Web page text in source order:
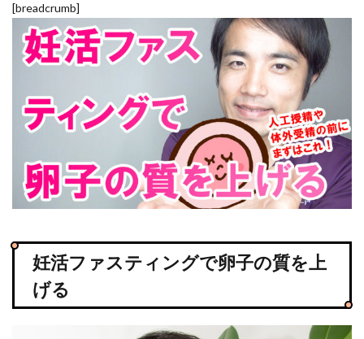
[breadcrumb]
妊活ファスティングで卵子の質を上
げる